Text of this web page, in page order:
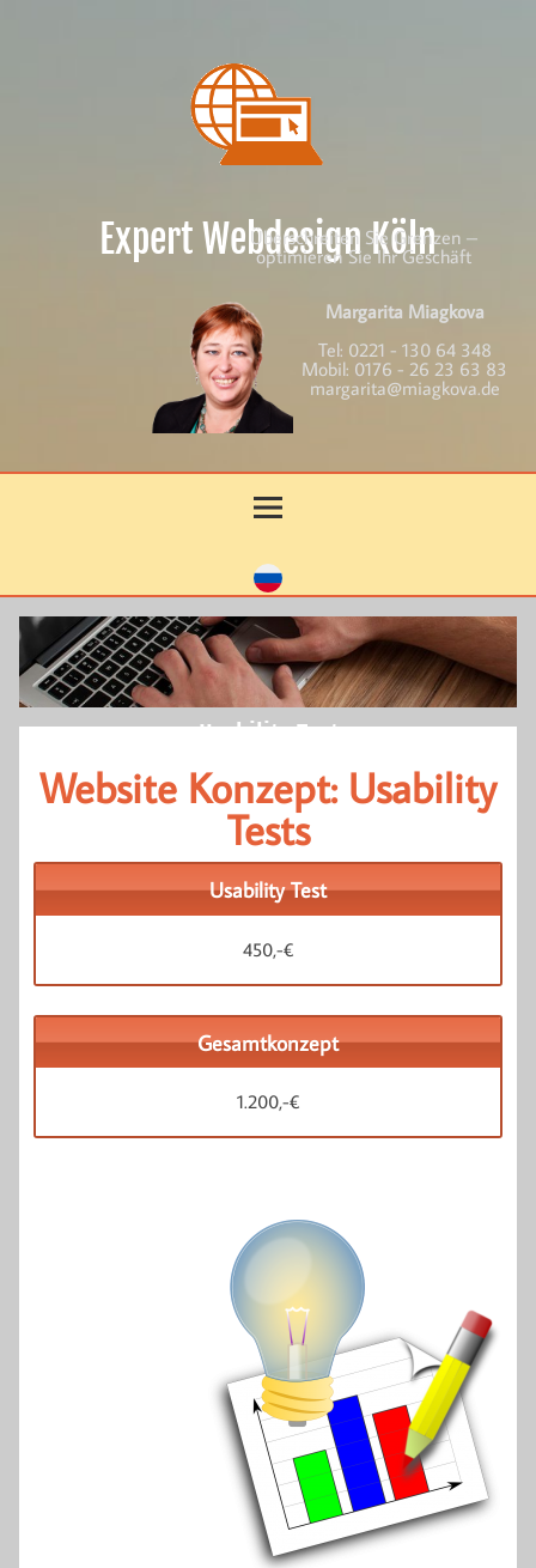
Expert Webdesign Köln
Überschreiten Sie Grenzen –
optimieren Sie Ihr Geschäft
Margarita Miagkova
Tel: 0221 - 130 64 348
Mobil: 0176 - 26 23 63 83
margarita@miagkova.de
Usability Test
Website Konzept: Usability
Tests
Usability Test
450,-€
Gesamtkonzept
1.200,-€